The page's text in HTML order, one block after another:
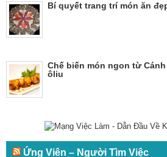
Bí quyết trang trí món ăn
Chế biến món ngon từ
ôliu
Ứng Viên – Người Tìm Việc